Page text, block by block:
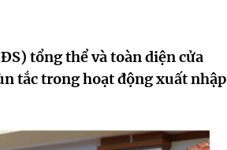
tổng thể và toàn diện cửa
tắc trong hoạt động xuất nhập